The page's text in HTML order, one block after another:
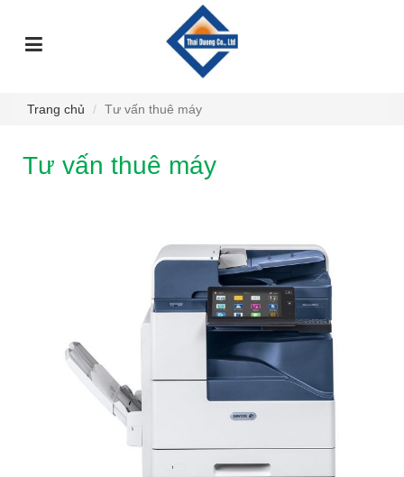
CHỦ
THIỆU
VỤ
KIỆN
TƯ
PHẨM
Trang chủ Tư vấn thuê máy
Tư vấn thuê máy